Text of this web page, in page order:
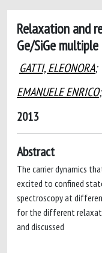
Relaxation and
Ge/SiGe
GATTI, ELEONORA;
EMANUELE ENRICO;
2013
Abstract
The carrier dynamics
excited to confined
spectroscopy at
for the different
and discussed